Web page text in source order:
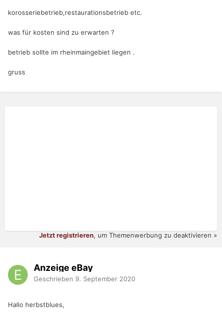
korosseriebetrieb,restaurationsbetrieb etc.
was für kosten sind zu erwarten ?
betrieb sollte im rheinmaingebiet liegen .
gruss
Jetzt registrieren, um Themenwerbung zu deaktivieren »
Anzeige eBay
Geschrieben 9. September 2020
Hallo herbstblues,